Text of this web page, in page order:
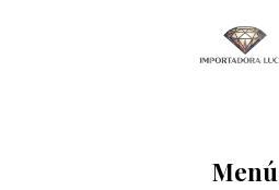
Menú